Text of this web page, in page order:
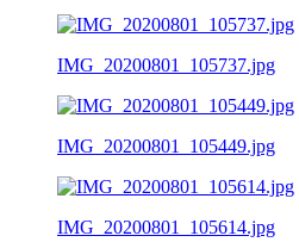
IMG_20200801_105737.jpg
IMG_20200801_105449.jpg
IMG_20200801_105614.jpg